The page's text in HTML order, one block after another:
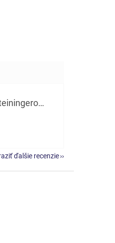
Mária Šteiningerová
obchodu je 5 z 5 hviezdičiek.
ďalšie recenzie